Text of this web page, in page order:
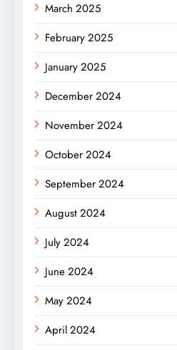
March 2025
February 2025
January 2025
December 2024
November 2024
October 2024
September 2024
August 2024
July 2024
June 2024
May 2024
April 2024